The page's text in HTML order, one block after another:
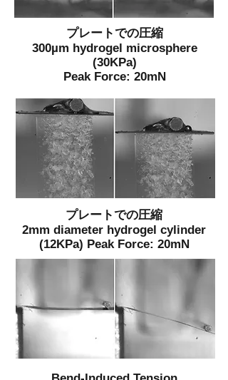
プレートでの圧縮
300µm hydrogel microsphere
(30KPa)
Peak Force: 20mN
プレートでの圧縮
2mm diameter hydrogel cylinder
(12KPa) Peak Force: 20mN